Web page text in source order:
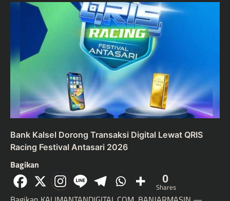
Bank Kalsel Dorong Transaksi Digital Lewat QRIS
Racing Festival Antasari 2026
Bagikan
0
Shares